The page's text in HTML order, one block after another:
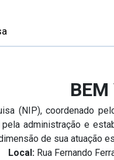
(NIP), coordenado
administração e
de sua atuação
Local: Rua Fernando